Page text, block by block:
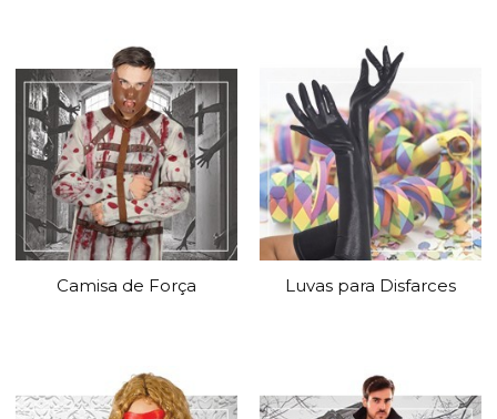
Camisa de Força Luvas para Disfarces